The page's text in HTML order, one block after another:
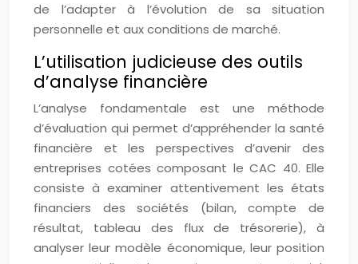
de l’adapter à l’évolution de sa situation
personnelle et aux conditions de marché.
L’utilisation judicieuse des outils
d’analyse financière
L’analyse fondamentale est une méthode
d’évaluation qui permet d’appréhender la santé
financière et les perspectives d’avenir des
entreprises cotées composant le CAC 40. Elle
consiste à examiner attentivement les états
financiers des sociétés (bilan, compte de
résultat, tableau des flux de trésorerie), à
analyser leur modèle économique, leur position